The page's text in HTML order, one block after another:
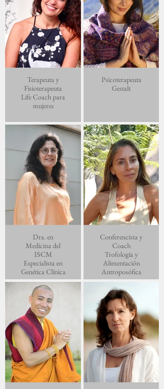
Terapeuta y
Fisioterapeuta
Life Coach para
mujeres
Psicoterapeuta
Gestalt
Dra. en
Medicina del
ISCM
Especialista en
Genética Clínica
Conferencista y
Coach
Trofología y
Alimentación
Antroposófica